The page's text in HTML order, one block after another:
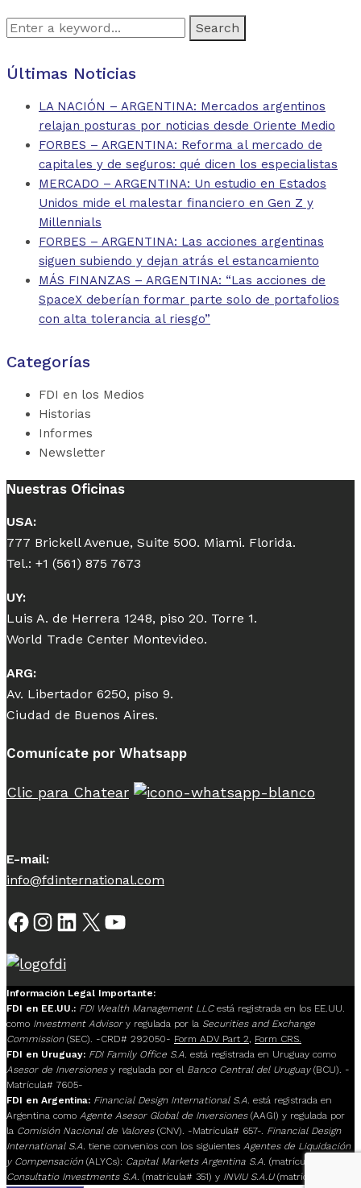
Search
Últimas Noticias
LA NACIÓN – ARGENTINA: Mercados argentinos
relajan posturas por noticias desde Oriente Medio
FORBES – ARGENTINA: Reforma al mercado de
capitales y de seguros: qué dicen los especialistas
MERCADO – ARGENTINA: Un estudio en Estados
Unidos mide el malestar financiero en Gen Z y
Millennials
FORBES – ARGENTINA: Las acciones argentinas
siguen subiendo y dejan atrás el estancamiento
MÁS FINANZAS – ARGENTINA: “Las acciones de
SpaceX deberían formar parte solo de portafolios
con alta tolerancia al riesgo”
Categorías
FDI en los Medios
Historias
Informes
Newsletter
Nuestras Oficinas
USA:
777 Brickell Avenue, Suite 500. Miami. Florida.
Tel.: +1 (561) 875 7673
UY:
Luis A. de Herrera 1248, piso 20. Torre 1.
World Trade Center Montevideo.
ARG:
Av. Libertador 6250, piso 9.
Ciudad de Buenos Aires.
Comunícate por Whatsapp
Clic para Chatear
E-mail:
info@fdinternational.com
Facebook
Instagram
LinkedIn
X YouTube
Información Legal Importante:
FDI en EE.UU.: FDI Wealth Management LLCestá registrada en los EE.UU.
como Investment Advisory regulada por la Securities and Exchange
Commission(SEC). -CRD# 292050- Form ADV Part 2, Form CRS.
FDI en Uruguay: FDI Family Office S.A. está registrada en Uruguay como
Asesor de Inversionesy regulada por el Banco Central del Uruguay(BCU). -
Matrícula# 7605-
FDI en Argentina: Financial Design International S.A. está registrada en
Argentina como Agente Asesor Global de Inversiones(AAGI) y regulada por
la Comisión Nacional de Valores(CNV). -Matrícula# 657-. Financial Design
International S.A. tiene convenios con los siguientes Agentes de Liquidación
y Compensación(ALYCs): Capital Markets Argentina S.A. (matrícula# 117),
Consultatio Investments S.A. (matrícula# 351) y INVIU S.A.U(matrícula# 205).